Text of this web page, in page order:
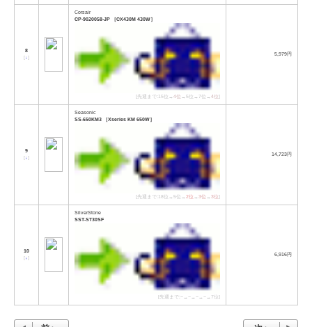
8
[↓]
Corsair
CP-9020058-JP ［CX430M 430W］
[先週まで:15位→4位 →5位→7位→4位]
5,979円
9
[↓]
Seasonic
SS-650KM3 ［Xseries KM 650W］
[先週まで:18位→5位→2位 →3位 →3位]
14,723円
10
[↓]
SilverStone
SST-ST30SF
[先週まで:−→−→−→−→7位]
6,916円